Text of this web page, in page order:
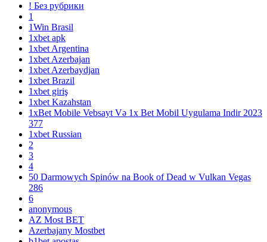
! Без рубрики
1
1Win Brasil
1xbet apk
1xbet Argentina
1xbet Azerbajan
1xbet Azerbaydjan
1xbet Brazil
1xbet giriş
1xbet Kazahstan
1xBet Mobile Vebsayt Və 1x Bet Mobil Uygulama Indir 2023
377
1xbet Russian
2
3
4
50 Darmowych Spinów na Book of Dead w Vulkan Vegas
286
6
anonymous
AZ Most BET
Azerbajany Mostbet